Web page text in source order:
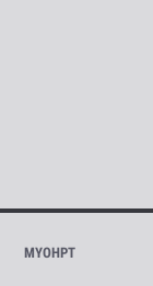
МҮОНРТ